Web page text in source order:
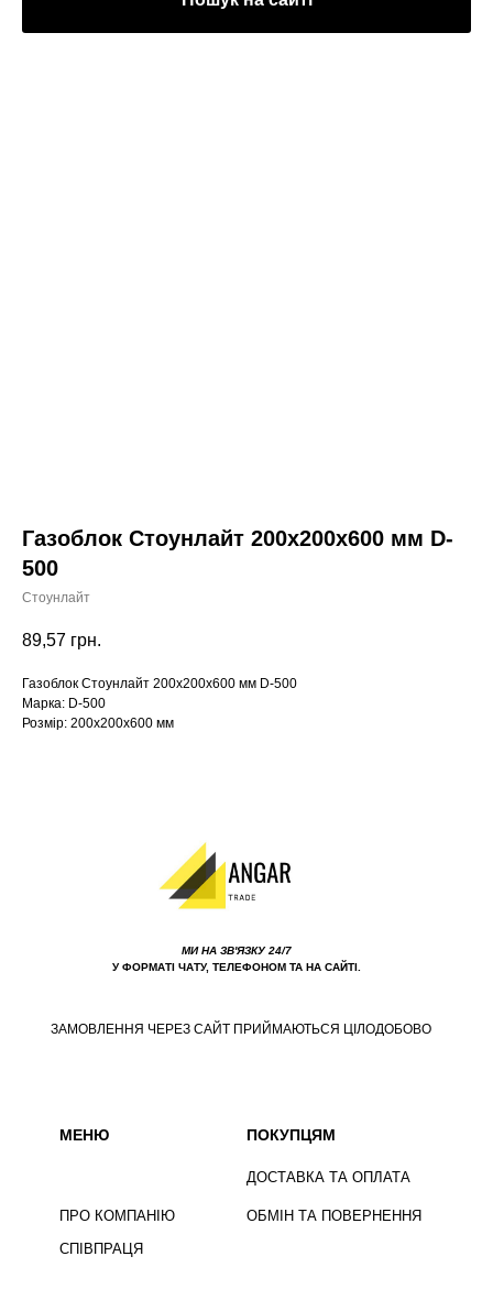
Газоблок Стоунлайт 200x200x600 мм D-
500
Стоунлайт
89,57 грн.
Газоблок Стоунлайт 200x200x600 мм D-500
Марка: D-500
Розмір: 200x200x600 мм
ПРО КОМПАНІЮ
СПІВПРАЦЯ
ДОСТАВКА ТА ОПЛАТА
ОБМІН ТА ПОВЕРНЕННЯ
ПОКУПЦЯМ
МИ НА ЗВ'ЯЗКУ 24/7
У ФОРМАТІ ЧАТУ, ТЕЛЕФОНОМ ТА НА САЙТІ.
МЕНЮ
ЗАМОВЛЕННЯ ЧЕРЕЗ САЙТ ПРИЙМАЮТЬСЯ ЦІЛОДОБОВО